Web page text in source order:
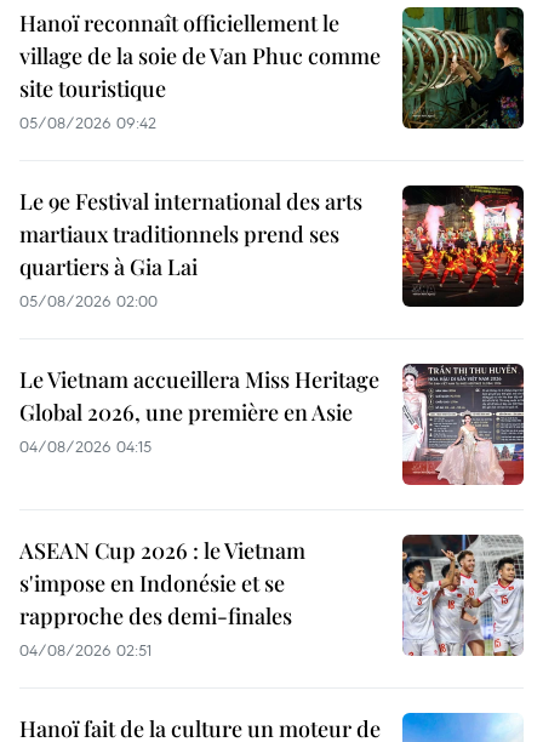
Hanoï reconnaît officiellement le
village de la soie de Van Phuc comme
site touristique
05/08/2026 09:42
Le 9e Festival international des arts
martiaux traditionnels prend ses
quartiers à Gia Lai
05/08/2026 02:00
Le Vietnam accueillera Miss Heritage
Global 2026, une première en Asie
04/08/2026 04:15
ASEAN Cup 2026 : le Vietnam
s'impose en Indonésie et se
rapproche des demi-finales
04/08/2026 02:51
Hanoï fait de la culture un moteur de